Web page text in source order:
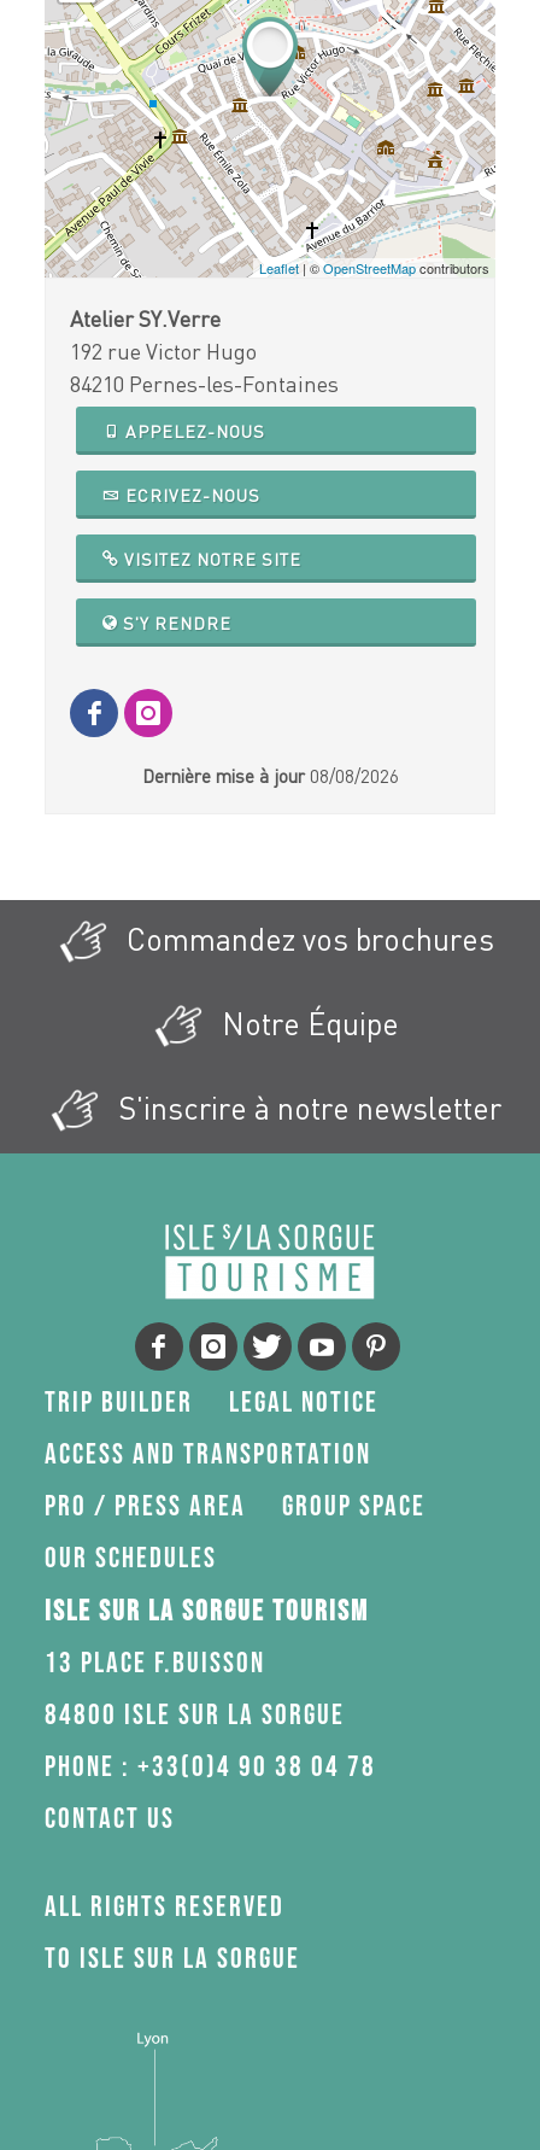
Leaflet| ©OpenStreetMapcontributors
Atelier SY.Verre
192 rue Victor Hugo
84210 Pernes-les-Fontaines
APPELEZ-NOUS
ECRIVEZ-NOUS
VISITEZ NOTRE SITE
S'Y RENDRE
Dernière mise à jour 08/08/2026
Commandez vos brochures
Notre Équipe
S'inscrire à notre newsletter
Trip Builder
Legal Notice
Access and transportation
Pro / press area
Group space
Our schedules
Isle sur la Sorgue Tourism
13 Place F.Buisson
84800 Isle sur la Sorgue
Phone : +33(0)4 90 38 04 78
Contact us
All rights reserved
to Isle sur la Sorgue